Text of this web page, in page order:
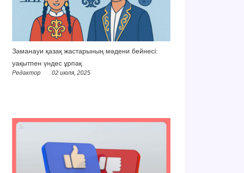
Заманауи қазақ жастарының мәдени бейнесі:
уақытпен үндес ұрпақ
Редактор 02 июля, 2025